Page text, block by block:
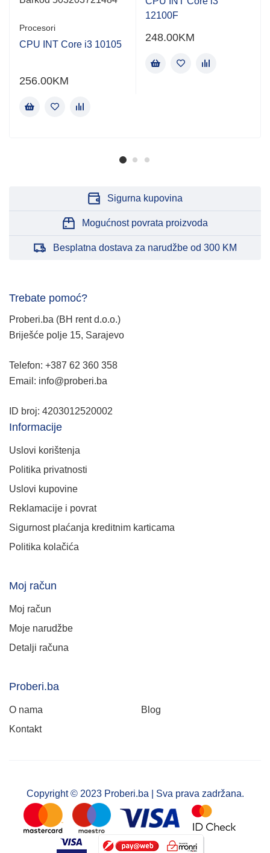
Procesori
CPU INT Core i3 10105
256.00KM
12100F
248.00KM
Sigurna kupovina
Mogućnost povrata proizvoda
Besplatna dostava za narudžbe od 300 KM
Trebate pomoć?
Proberi.ba (BH rent d.o.o.)
Briješće polje 15, Sarajevo
Telefon: +387 62 360 358
Email: info@proberi.ba
ID broj: 4203012520002
Informacije
Uslovi korištenja
Politika privatnosti
Uslovi kupovine
Reklamacije i povrat
Sigurnost plaćanja kreditnim karticama
Politika kolačića
Moj račun
Moj račun
Moje narudžbe
Detalji računa
Proberi.ba
O nama
Blog
Kontakt
Copyright © 2023 Proberi.ba | Sva prava zadržana.